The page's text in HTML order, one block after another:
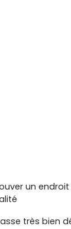
un
très bien